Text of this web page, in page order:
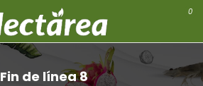
0
Fin de línea 8